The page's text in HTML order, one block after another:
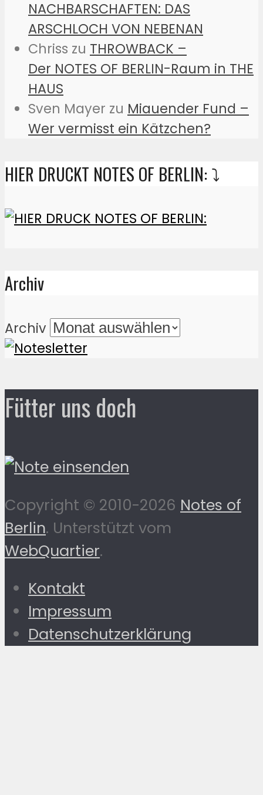
NACHBARSCHAFTEN: DAS
ARSCHLOCH VON NEBENAN
Chriss zu THROWBACK –
Der NOTES OF BERLIN-Raum in THE
HAUS
Sven Mayer zu Miauender Fund –
Wer vermisst ein Kätzchen?
HIER DRUCKT NOTES OF BERLIN: ⤵️
Archiv
Archiv
Fütter uns doch
Copyright © 2010-2026 Notes of
Berlin. Unterstützt vom
WebQuartier.
Kontakt
Impressum
Datenschutzerklärung